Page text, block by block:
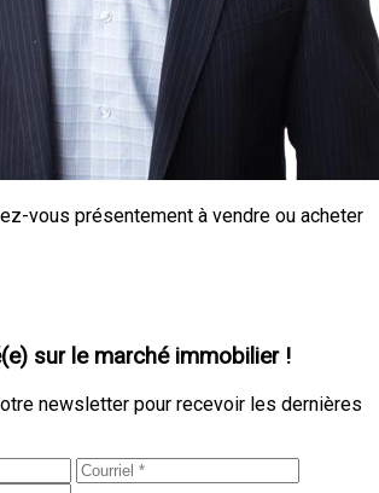
vous présentement à vendre ou acheter
sur le marché immobilier !
newsletter pour recevoir les dernières